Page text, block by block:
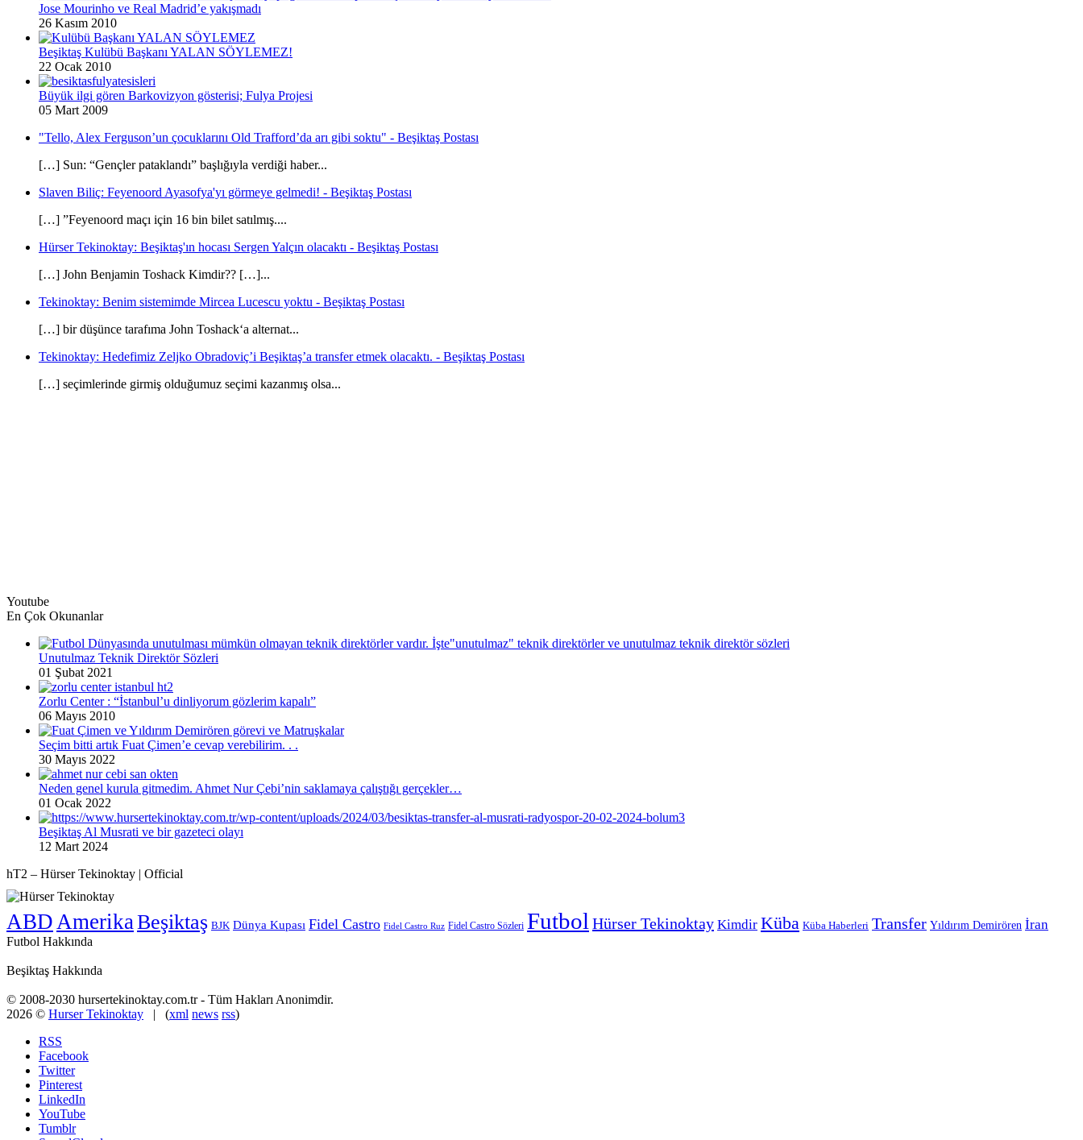
Jose Mourinho ve Real Madrid’e yakışmadı
26 Kasım 2010
Beşiktaş Kulübü Başkanı YALAN SÖYLEMEZ!
22 Ocak 2010
Büyük ilgi gören Barkovizyon gösterisi; Fulya Projesi
05 Mart 2009
"Tello, Alex Ferguson’un çocuklarını Old Trafford’da arı gibi soktu" - Beşiktaş Postası
[…] Sun: “Gençler pataklandı” başlığıyla verdiği haber...
Slaven Biliç: Feyenoord Ayasofya'yı görmeye gelmedi! - Beşiktaş Postası
[…] ”Feyenoord maçı için 16 bin bilet satılmış....
Hürser Tekinoktay: Beşiktaş'ın hocası Sergen Yalçın olacaktı - Beşiktaş Postası
[…] John Benjamin Toshack Kimdir?? […]...
Tekinoktay: Benim sistemimde Mircea Lucescu yoktu - Beşiktaş Postası
[…] bir düşünce tarafıma John Toshack‘a alternat...
Tekinoktay: Hedefimiz Zeljko Obradoviç’i Beşiktaş’a transfer etmek olacaktı. - Beşiktaş Postası
[…] seçimlerinde girmiş olduğumuz seçimi kazanmış olsa...
Youtube
En Çok Okunanlar
Unutulmaz Teknik Direktör Sözleri
01 Şubat 2021
Zorlu Center : “İstanbul’u dinliyorum gözlerim kapalı”
06 Mayıs 2010
Seçim bitti artık Fuat Çimen’e cevap verebilirim. . .
30 Mayıs 2022
Neden genel kurula gitmedim. Ahmet Nur Çebi’nin saklamaya çalıştığı gerçekler…
01 Ocak 2022
Beşiktaş Al Musrati ve bir gazeteci olayı
12 Mart 2024
hT2 – Hürser Tekinoktay | Official
ABD Amerika Beşiktaş BJK Dünya Kupası Fidel Castro Fidel Castro Ruz Fidel Castro Sözleri Futbol Hürser Tekinoktay Kimdir Küba Küba Haberleri Transfer Yıldırım Demirören İran
Futbol Hakkında
Beşiktaş Hakkında
© 2008-2030 hursertekinoktay.com.tr - Tüm Hakları Anonimdir.
2026 © Hurser Tekinoktay | (xml news rss)
RSS
Facebook
Twitter
Pinterest
LinkedIn
YouTube
Tumblr